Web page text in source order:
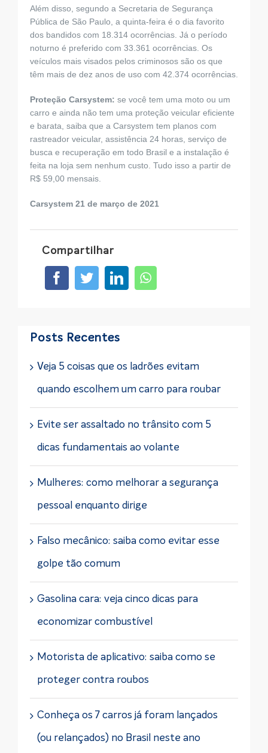
Além disso, segundo a Secretaria de Segurança
Pública de São Paulo, a quinta-feira é o dia favorito
dos bandidos com 18.314 ocorrências. Já o período
noturno é preferido com 33.361 ocorrências. Os
veículos mais visados pelos criminosos são os que
têm mais de dez anos de uso com 42.374 ocorrências.
Proteção Carsystem: se você tem uma moto ou um
carro e ainda não tem uma proteção veicular eficiente
e barata, saiba que a Carsystem tem planos com
rastreador veicular, assistência 24 horas, serviço de
busca e recuperação em todo Brasil e a instalação é
feita na loja sem nenhum custo. Tudo isso a partir de
R$ 59,00 mensais.
Carsystem 21 de março de 2021
Compartilhar
Posts Recentes
Veja 5 coisas que os ladrões evitam
quando escolhem um carro para roubar
Evite ser assaltado no trânsito com 5
dicas fundamentais ao volante
Mulheres: como melhorar a segurança
pessoal enquanto dirige
Falso mecânico: saiba como evitar esse
golpe tão comum
Gasolina cara: veja cinco dicas para
economizar combustível
Motorista de aplicativo: saiba como se
proteger contra roubos
Conheça os 7 carros já foram lançados
(ou relançados) no Brasil neste ano